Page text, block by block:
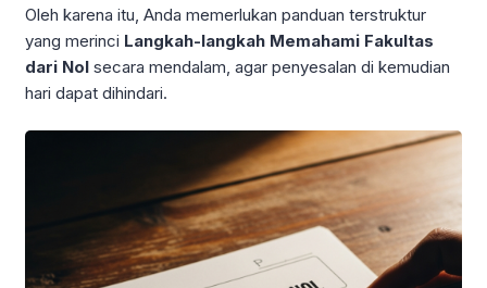
Oleh karena itu, Anda memerlukan panduan terstruktur
yang merinci Langkah-langkah Memahami Fakultas
dari Nol secara mendalam, agar penyesalan di kemudian
hari dapat dihindari.